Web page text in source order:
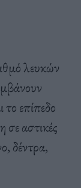
λευκών
επίπεδο
αστικές
δέντρα,